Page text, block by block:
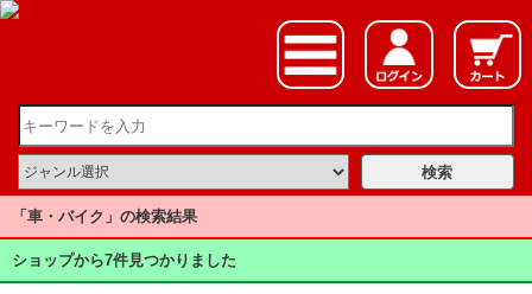
「車・バイク」の検索結果
ショップから7件見つかりました